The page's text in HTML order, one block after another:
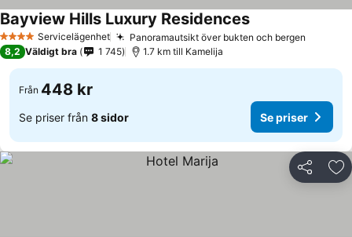
4 StjärnorServicelägenhet Panoramautsikt över bukten och bergen
Bayview Hills Luxury Residences
8,2 Väldigt bra 1 745 1.7 km till Kamelija
Från 448 kr
Se priser från 8 sidor Se priser
Dela